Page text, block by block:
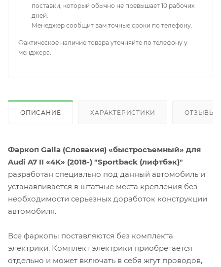
поставки, который обычно не превышает 10 рабочих
дней.
Менеджер сообщит вам точные сроки по телефону.
Фактическое наличие товара уточняйте по телефону у
менджера.
ОПИСАНИЕ ХАРАКТЕРИСТИКИ ОТЗЫВЫ
Фаркоп Galia (Словакия) «быстросъемный» для
Audi A7 II «4K» (2018-) "Sportback (лифтбэк)"
разработан специально под данный автомобиль и
устанавливается в штатные места крепления без
необходимости серьезных доработок конструкции
автомобиля.
Все фаркопы поставляются без комплекта
электрики. Комплект электрики приобретается
отдельно и может включать в себя жгут проводов,